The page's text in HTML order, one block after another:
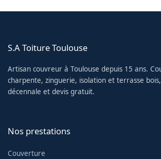
S.A Toiture Toulouse
Artisan couvreur à Toulouse depuis 15 ans.
charpente, zinguerie, isolation et terrasse
décennale et devis gratuit.
Nos prestations
Couverture